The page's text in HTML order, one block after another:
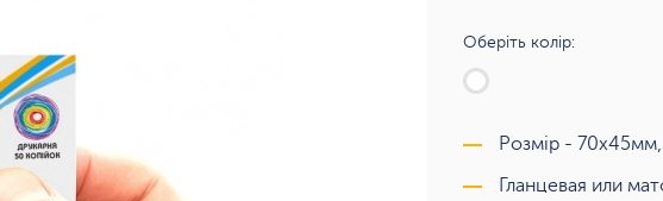
Оберіть колір:
Розмір -
Гланцевая или